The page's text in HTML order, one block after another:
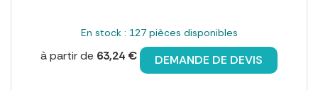
En stock : 127 pièces disponibles
à partir de 63,24 € DEMANDE DE DEVIS